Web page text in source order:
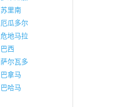
苏里南
厄瓜多尔
危地马拉
巴西
萨尔瓦多
巴拿马
巴哈马